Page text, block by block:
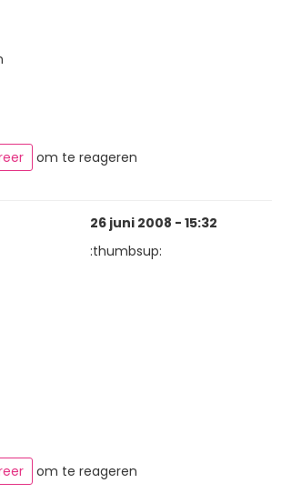
om te reageren
26 juni 2008 - 15:32
:thumbsup:
om te reageren